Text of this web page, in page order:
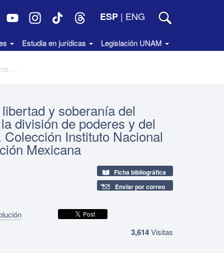
ESP | ENG
Estudia en jurídicas Legislación UNAM
Nuestra Constitución. Historia de la libertad y soberanía del pueblo mexicano. Cuaderno 16. De la división de poderes y del Poder Legislativo. Artículos 49 y 50. Colección Instituto Nacional de Estudios Históricos de la Revolución Mexicana
y soberanía del
división de poderes y del
Instituto Nacional
Mexicana
Ficha bibliográfica
Enviar por correo
3,614Visitas